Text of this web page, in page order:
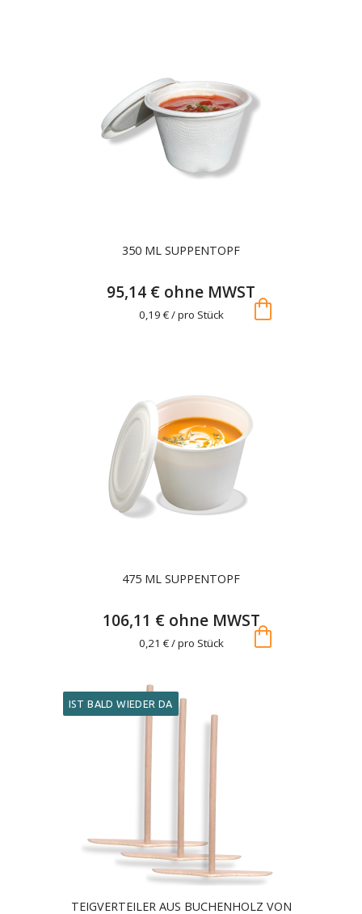
350 ML SUPPENTOPF
95,14 € ohne MWST
0,19 € / pro Stück shopping_bag
475 ML SUPPENTOPF
106,11 € ohne MWST
0,21 € / pro Stück shopping_bag
TEIGVERTEILER AUS BUCHENHOLZ VON
IST BALD WIEDER DA